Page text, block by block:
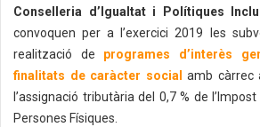
Conselleria d’Igualtat i Polítiques
convoquen per a l’exercici 2019 les
realització de programes d’interès
finalitats de caràcter socialamb càrrec
l’assignació tributària del 0,7 % de
Persones Físiques.